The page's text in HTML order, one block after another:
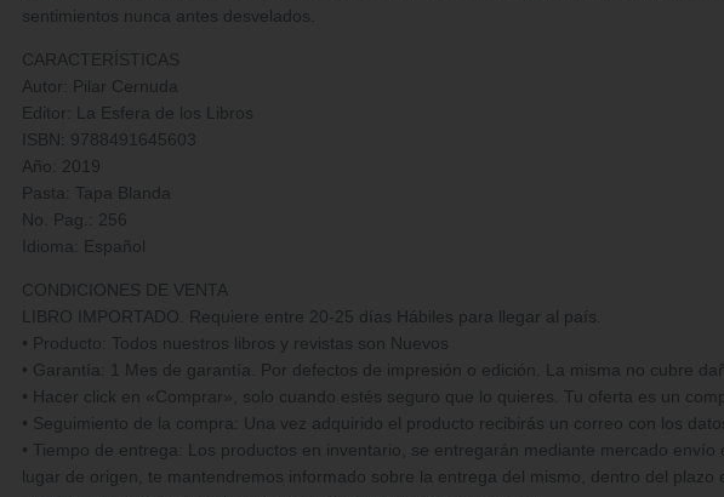
sentimientos nunca antes desvelados.
CARACTERÍSTICAS
Autor: Pilar Cernuda
Editor: La Esfera de los Libros
ISBN: 9788491645603
Año: 2019
Pasta: Tapa Blanda
No. Pag.: 256
Idioma: Español
CONDICIONES DE VENTA
LIBRO IMPORTADO. Requiere entre 20-25 días Hábiles para llegar al país.
• Producto: Todos nuestros libros y revistas son Nuevos
• Garantía: 1 Mes de garantía. Por defectos de impresión o edición. La misma no cubre
• Hacer click en «Comprar», solo cuando estés seguro que lo quieres. Tu oferta es un
• Seguimiento de la compra: Una vez adquirido el producto recibirás un correo con los
• Tiempo de entrega: Los productos en inventario, se entregarán mediante mercado
lugar de origen, te mantendremos informado sobre la entrega del mismo, dentro del plazo